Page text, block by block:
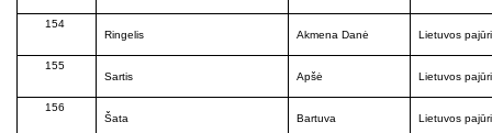
154
Ringelis
Akmena Danė Lietuvos
155
Sartis
Apšė Lietuvos
156
Šata
Bartuva Lietuvos